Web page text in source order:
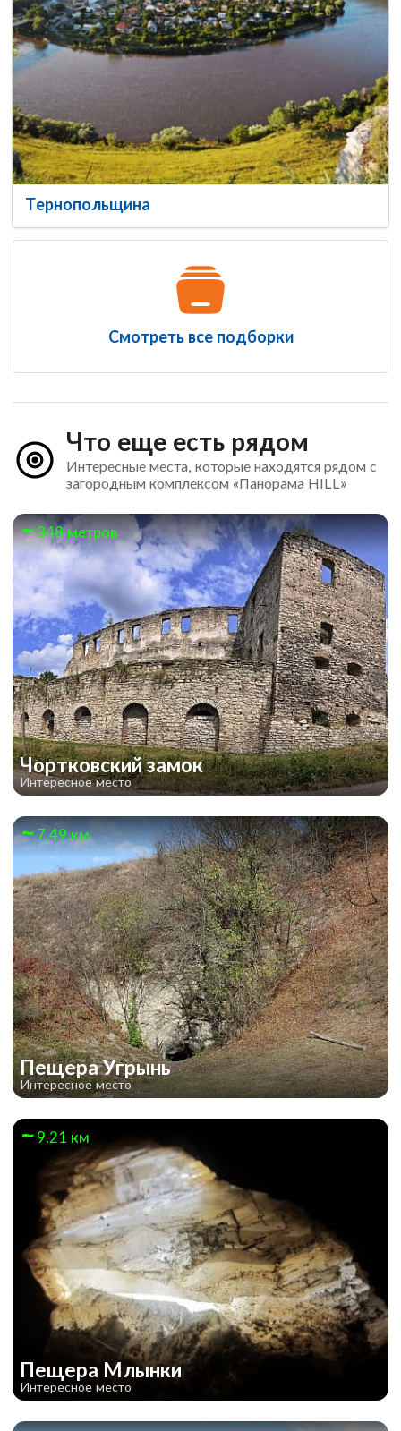
Тернопольщина
Смотреть все подборки
Что еще есть рядом
Интересные места, которые находятся рядом с
загородным комплексом «Панорама HILL»
348 метров
Чортковский замок
Интересное место
7.49 км
Пещера Угрынь
Интересное место
9.21 км
Пещера Млынки
Интересное место